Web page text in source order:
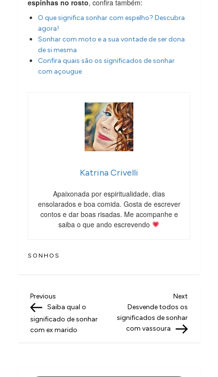
espinhas no rosto, confira também:
O que significa sonhar com espelho? Descubra
agora!
Sonhar com moto e a sua vontade de ser dona
de si mesma
Confira quais são os significados de sonhar
com açougue
Katrina Crivelli
Apaixonada por espiritualidade, dias
ensolarados e boa comida. Gosta de escrever
contos e dar boas risadas. Me acompanhe e
saiba o que ando escrevendo
SONHOS
N
a
v
Previous
Post
Previous
Saiba qual o
significado de sonhar
com ex marido
Next
Post
Next
Desvende todos os
significados de sonhar
com vassoura